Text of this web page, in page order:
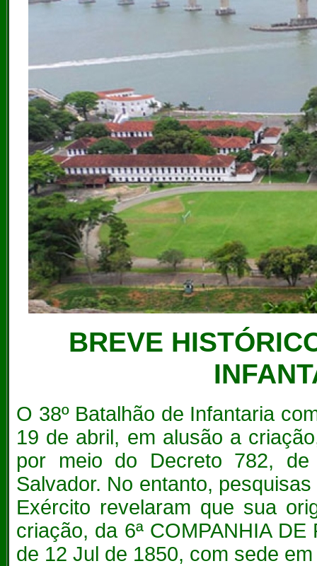
BREVE
O 38º Batalhão de Infantaria
19 de abril, em alusão a
por meio do Decreto 782,
Salvador. No entanto,
Exército revelaram que sua
criação, da 6ª COMPANHIA
de 12 Jul de 1850, com sede